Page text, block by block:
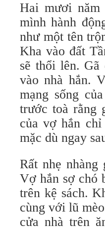
Hai mươi năm
mình hành
như một tên
Kha vào đất
sẽ thổi lên.
vào nhà hắn.
mạng sống
trước toà rằng
của vợ hắn
mặc dù ngay
Rất nhẹ
Vợ hắn sợ chó
trên kệ sách.
cùng với lũ
cửa nhà trên